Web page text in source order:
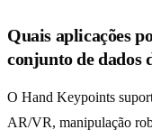
Quais aplicações
conjunto de dados
O Hand Keypoints
AR/VR, manipulação